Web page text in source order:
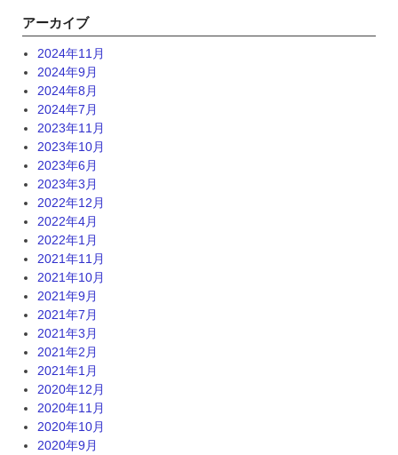
アーカイブ
2024年11月
2024年9月
2024年8月
2024年7月
2023年11月
2023年10月
2023年6月
2023年3月
2022年12月
2022年4月
2022年1月
2021年11月
2021年10月
2021年9月
2021年7月
2021年3月
2021年2月
2021年1月
2020年12月
2020年11月
2020年10月
2020年9月